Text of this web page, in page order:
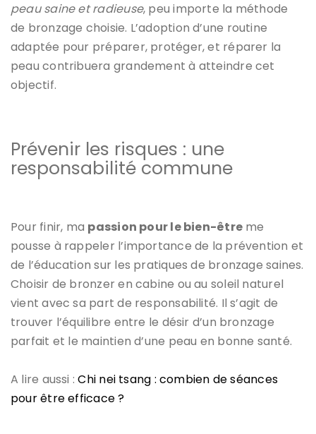
peau saine et radieuse, peu importe la méthode
de bronzage choisie. L’adoption d’une routine
adaptée pour préparer, protéger, et réparer la
peau contribuera grandement à atteindre cet
objectif.
Prévenir les risques : une
responsabilité commune
Pour finir, ma passion pour le bien-être me
pousse à rappeler l’importance de la prévention et
de l’éducation sur les pratiques de bronzage saines.
Choisir de bronzer en cabine ou au soleil naturel
vient avec sa part de responsabilité. Il s’agit de
trouver l’équilibre entre le désir d’un bronzage
parfait et le maintien d’une peau en bonne santé.
A lire aussi :Chi nei tsang : combien de séances
pour être efficace ?